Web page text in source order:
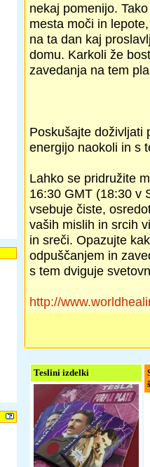
nekaj pomenijo.
mesta moči in
na ta dan kaj
domu. Karkoli že
zavedanja na tem
Poskušajte doživljati
energijo naokoli in s
Lahko se pridružite
16:30 GMT (18:30 v
vsebuje čiste,
vaših mislih in srcih
in sreči. Opazujte
odpuščanjem in
s tem dviguje
http://
Teslini izdelki